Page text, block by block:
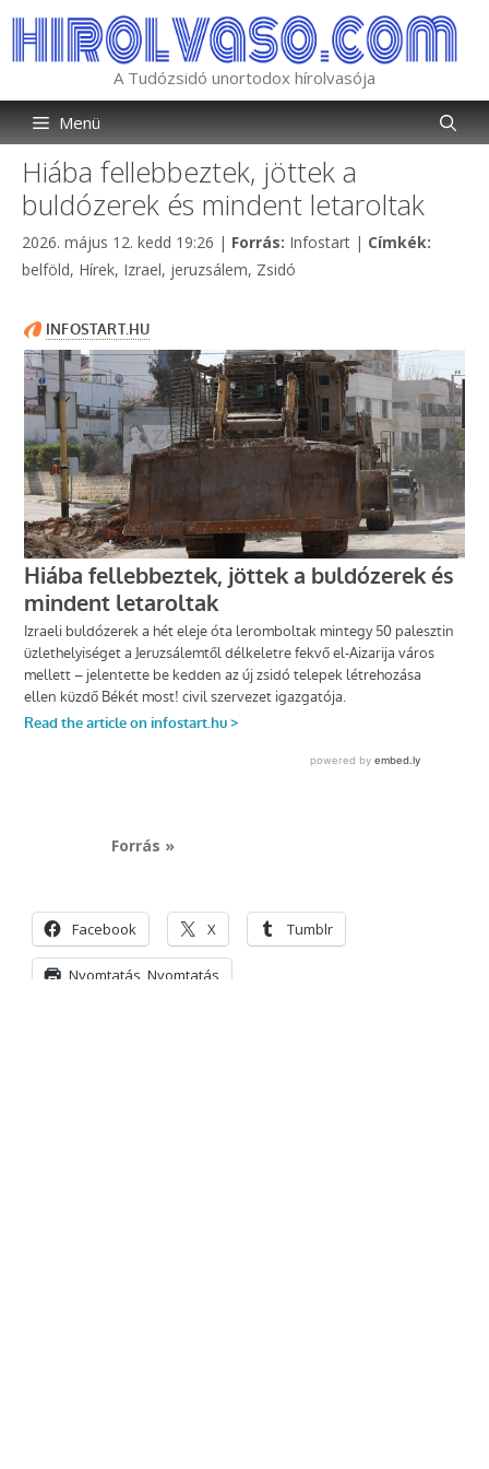
tartalomba
A Tudózsidó unortodox hírolvasója
Menü
Hiába fellebbeztek, jöttek a
buldózerek és mindent letaroltak
2026. május 12. kedd 19:26 | Forrás: Kategória
Infostart | Címkék:
belföld, Hírek, Izrael, jeruzsálem, Zsidó
Forrás »
Facebook X Tumblr
Nyomtatás Nyomtatás